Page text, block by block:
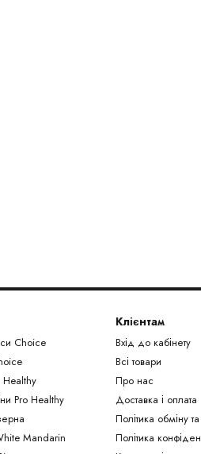
Сhoice
Healthy
Pro Healthy
Mandarin
Клієнтам
Вхід до кабінету
Всі товари
Про нас
Доставка і оплата
Політика обміну
Політика